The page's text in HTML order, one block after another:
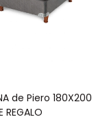
de Piero 180X200
REGALO